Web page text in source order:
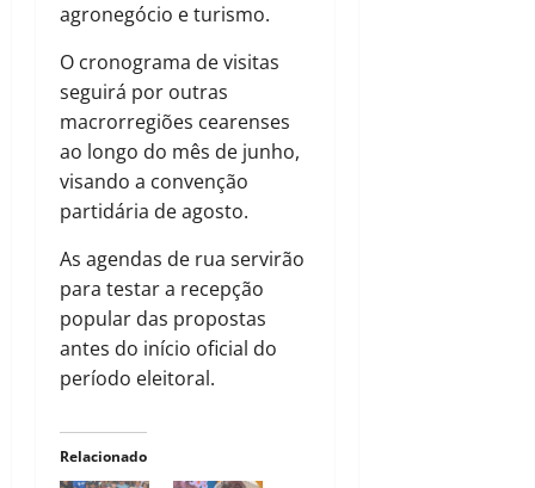
agronegócio e turismo.
O cronograma de visitas
seguirá por outras
macrorregiões cearenses
ao longo do mês de junho,
visando a convenção
partidária de agosto.
As agendas de rua servirão
para testar a recepção
popular das propostas
antes do início oficial do
período eleitoral.
Relacionado